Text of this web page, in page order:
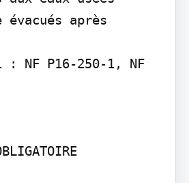
après
: NF P16-250-1, NF